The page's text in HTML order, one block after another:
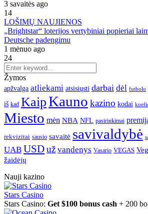
3 savaitės ago
14
LOŠIMŲ NAUJIENOS
„Brightstar“ loterijos vertybiniai popieriai
Deutsche padengimu
1 mėnuo ago
24
Žymos
apžvalga atliekami atsisiųsti darbai dėl futbolo
iš kad KaipKauno kazino kodai
Miesto mėn NBA NFL pasirinkimai
rekvizitai sausio savaitė savivaldybė
UAB USDuž vandenys Vasario VEGAS
žaidėjų
Nauji kazino
Stars Casino
Stars Casino: Get $100 bonus cash + 200